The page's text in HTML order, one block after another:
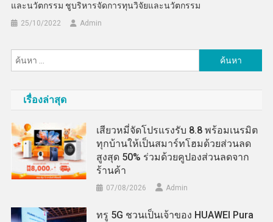
และนวัตกรรม ชูบริหารจัดการทุนวิจัยและนวัตกรรม
25/10/2022 Admin
สำหรับ:
เรื่องล่าสุด
เสียวหมี่จัดโปรแรงรับ 8.8 พร้อมเนรมิต
ทุกบ้านให้เป็นสมาร์ทโฮมด้วยส่วนลด
สูงสุด 50% ร่วมด้วยคูปองส่วนลดจาก
ร้านค้า
07/08/2026 Admin
ทรู 5G ชวนเป็นเจ้าของ HUAWEI Pura